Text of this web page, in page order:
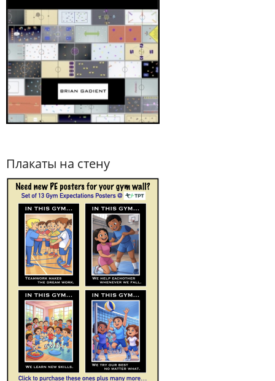
Плакаты на стену